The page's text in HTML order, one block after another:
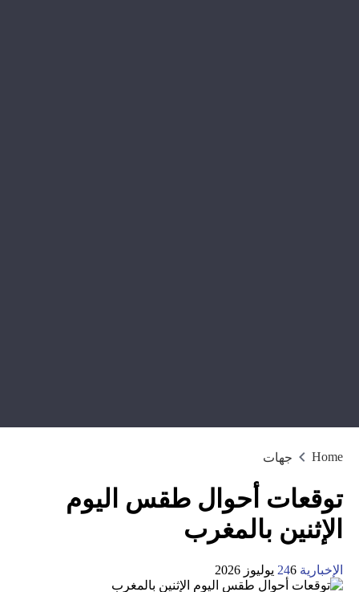
Home جهات
توقعات أحوال طقس اليوم
الإثنين بالمغرب
الإخبارية 24 6 يوليوز 2026